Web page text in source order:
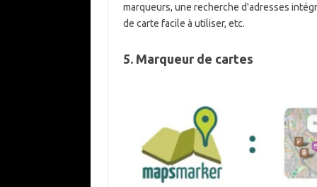
marqueurs, une recherche d'adresses
de carte facile à utiliser, etc.
5. Marqueur de cartes